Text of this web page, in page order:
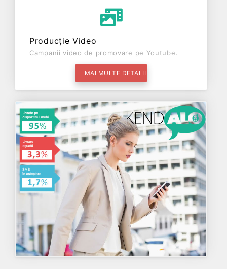
Producție Video
Campanii video de promovare pe Youtube.
MAI MULTE DETALII